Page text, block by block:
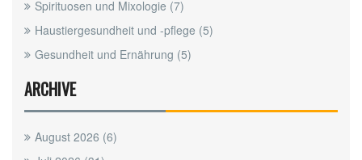
Spirituosen und Mixologie (7)
Haustiergesundheit und -pflege (5)
Gesundheit und Ernährung (5)
ARCHIVE
August 2026 (6)